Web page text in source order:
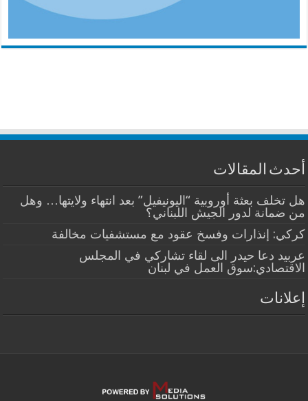
أحدث المقالات
هل تخلف بعثة أوروبية “اليونيفيل” بعد انتهاء ولايتها… وهل
من ضمانة لدور الجيش اللبناني؟
كركي: إنذارات وفسخ عقود مع مستشفيات مخالفة
عربيد دعا حيدر الى لقاء تشاركي في المجلس
الاقتصادي:سوق العمل في لبنان
إعلانات